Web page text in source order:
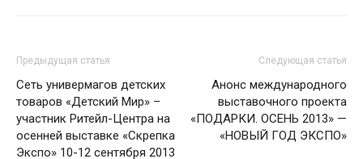
Предыдущая статья
Сеть универмагов детских
товаров «Детский Мир» –
участник Ритейл-Центра на
осенней выставке «Скрепка
Экспо» 10-12 сентября 2013
Следующая статья
Анонс международного
выставочного проекта
«ПОДАРКИ. ОСЕНЬ 2013» —
«НОВЫЙ ГОД ЭКСПО»